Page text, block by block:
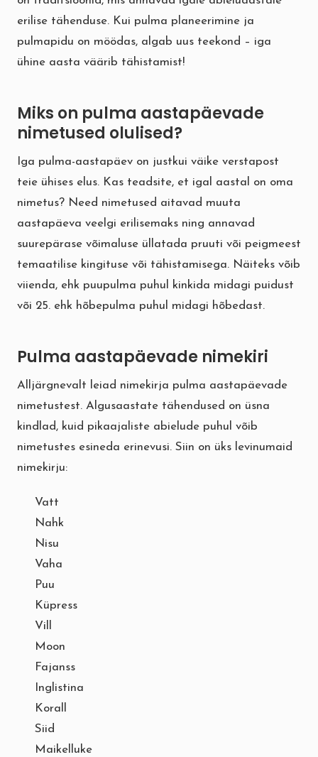
erilise tähenduse. Kui pulma planeerimine ja
pulmapidu on möödas, algab uus teekond – iga
ühine aasta väärib tähistamist!
Miks on pulma aastapäevade
nimetused olulised?
Iga pulma-aastapäev on justkui väike verstapost
teie ühises elus. Kas teadsite, et igal aastal on oma
nimetus? Need nimetused aitavad muuta
aastapäeva veelgi erilisemaks ning annavad
suurepärase võimaluse üllatada pruuti või peigmeest
temaatilise kingituse või tähistamisega. Näiteks võib
viienda, ehk puupulma puhul kinkida midagi puidust
või 25. ehk hõbepulma puhul midagi hõbedast.
Pulma aastapäevade nimekiri
Alljärgnevalt leiad nimekirja pulma aastapäevade
nimetustest. Algusaastate tähendused on üsna
kindlad, kuid pikaajaliste abielude puhul võib
nimetustes esineda erinevusi. Siin on üks levinumaid
nimekirju:
Vatt
Nahk
Nisu
Vaha
Puu
Küpress
Vill
Moon
Fajanss
Inglistina
Korall
Siid
Maikelluke